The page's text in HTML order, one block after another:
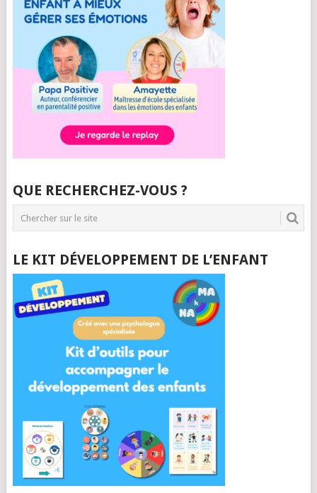
QUE RECHERCHEZ-VOUS ?
LE KIT DÉVELOPPEMENT DE L’ENFANT